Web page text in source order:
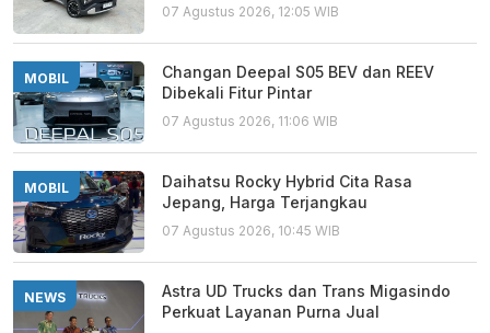
07 Agustus 2026, 12:05 WIB
MOBIL
Changan Deepal S05 BEV dan REEV
Dibekali Fitur Pintar
07 Agustus 2026, 11:06 WIB
MOBIL
Daihatsu Rocky Hybrid Cita Rasa
Jepang, Harga Terjangkau
07 Agustus 2026, 10:45 WIB
NEWS
Astra UD Trucks dan Trans Migasindo
Perkuat Layanan Purna Jual